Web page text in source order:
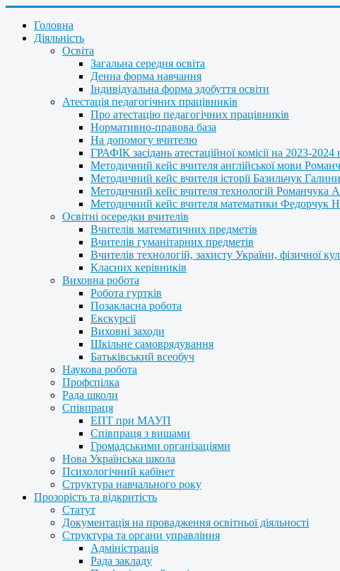
Головна
Діяльність
Освіта
Загальна середня освіта
Денна форма навчання
Індивідуальна форма здобуття освіти
Атестація педагогічних працівників
Про атестацію педагогічних працівників
Нормативно-правова база
На допомогу вчителю
ГРАФІК засідань атестаційної комісії на 2023-2024
Методичний кейс вчителя англійської мови
Методичний кейс вчителя історії Базильчук
Методичний кейс вчителя технологій Романчука
Методичний кейс вчителя математики Федорчук
Освітні осередки вчителів
Вчителів математичних предметів
Вчителів гуманітарних предметів
Вчителів технологій, захисту України, фізичної
Класних керівників
Виховна робота
Робота гуртків
Позакласна робота
Екскурсії
Виховні заходи
Шкільне самоврядування
Батьківський всеобуч
Наукова робота
Профспілка
Рада школи
Співпраця
ЕПТ при МАУП
Співпраця з вишами
Громадськими організаціями
Нова Українська школа
Психологічний кабінет
Структура навчального року
Прозорість та відкритість
Статут
Документація на провадження освітньої діяльності
Структура та органи управління
Адміністрація
Рада закладу